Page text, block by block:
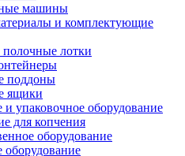
машины
и комплектующие
лотки
поддоны
ящики
и упаковочное оборудование
для копчения
оборудование
оборудование